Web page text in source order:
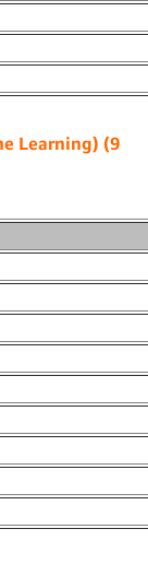
Learning) (9